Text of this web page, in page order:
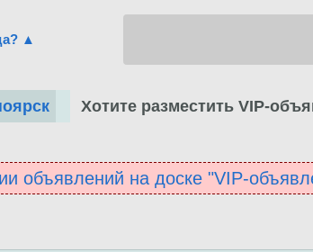
▲
Хотите разместить VIP-
объявлений на доске "VIP-